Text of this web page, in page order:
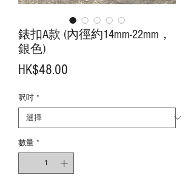
錶扣A款 (內徑約14mm-22mm，
銀色)
HK$48.00
呎吋 *
數量 *